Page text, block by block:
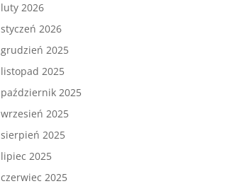
luty 2026
styczeń 2026
grudzień 2025
listopad 2025
październik 2025
wrzesień 2025
sierpień 2025
lipiec 2025
czerwiec 2025